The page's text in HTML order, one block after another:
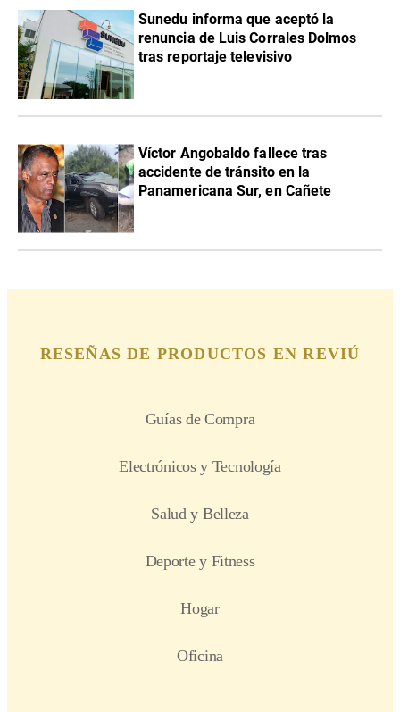
Sunedu informa que aceptó la
renuncia de Luis Corrales Dolmos
tras reportaje televisivo
Víctor Angobaldo fallece tras
accidente de tránsito en la
Panamericana Sur, en Cañete